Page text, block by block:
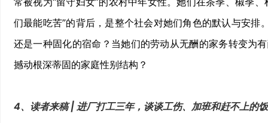
们最能吃苦”的背后，是整个社会对她们角色的默认与安排
还是一种固化的宿命？当她们的劳动从无酬的家务转变为
撼动根深蒂固的家庭性别结构？
4、读者来稿 | 进厂打工三年，谈谈工伤、加班和赶不上的